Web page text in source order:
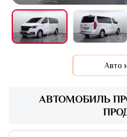
АВТОМОБИЛЬ
Авто